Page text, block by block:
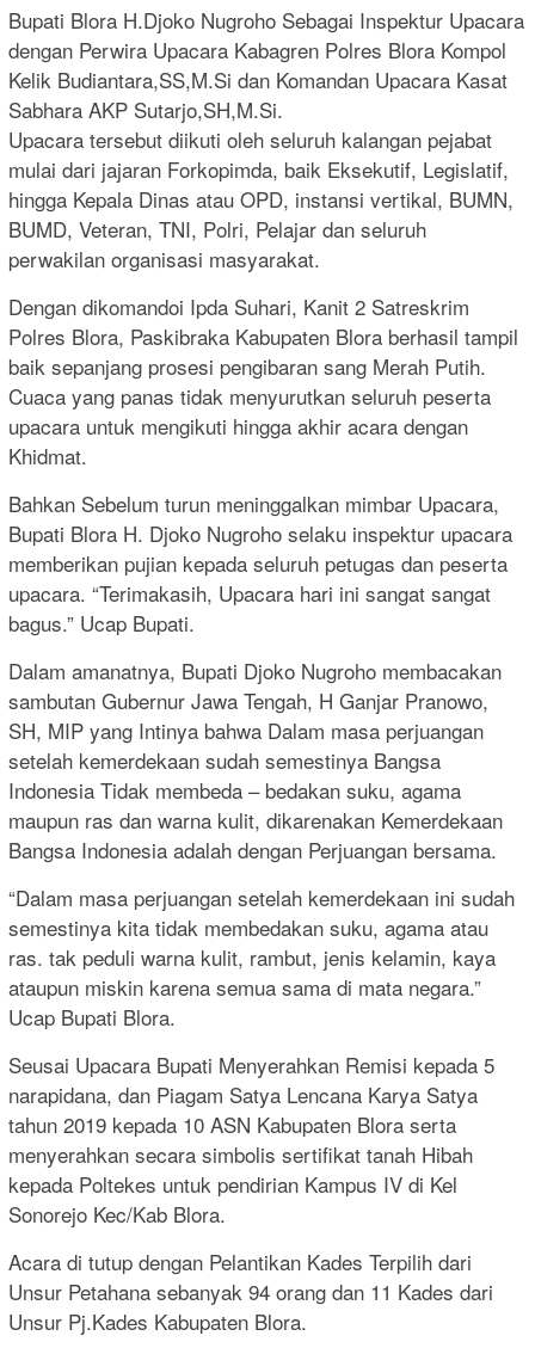
Bupati Blora H.Djoko Nugroho Sebagai Inspektur Upacara
dengan Perwira Upacara Kabagren Polres Blora Kompol
Kelik Budiantara,SS,M.Si dan Komandan Upacara Kasat
Sabhara AKP Sutarjo,SH,M.Si.
Upacara tersebut diikuti oleh seluruh kalangan pejabat
mulai dari jajaran Forkopimda, baik Eksekutif, Legislatif,
hingga Kepala Dinas atau OPD, instansi vertikal, BUMN,
BUMD, Veteran, TNI, Polri, Pelajar dan seluruh
perwakilan organisasi masyarakat.
Dengan dikomandoi Ipda Suhari, Kanit 2 Satreskrim
Polres Blora, Paskibraka Kabupaten Blora berhasil tampil
baik sepanjang prosesi pengibaran sang Merah Putih.
Cuaca yang panas tidak menyurutkan seluruh peserta
upacara untuk mengikuti hingga akhir acara dengan
Khidmat.
Bahkan Sebelum turun meninggalkan mimbar Upacara,
Bupati Blora H. Djoko Nugroho selaku inspektur upacara
memberikan pujian kepada seluruh petugas dan peserta
upacara. “Terimakasih, Upacara hari ini sangat sangat
bagus.” Ucap Bupati.
Dalam amanatnya, Bupati Djoko Nugroho membacakan
sambutan Gubernur Jawa Tengah, H Ganjar Pranowo,
SH, MIP yang Intinya bahwa Dalam masa perjuangan
setelah kemerdekaan sudah semestinya Bangsa
Indonesia Tidak membeda – bedakan suku, agama
maupun ras dan warna kulit, dikarenakan Kemerdekaan
Bangsa Indonesia adalah dengan Perjuangan bersama.
“Dalam masa perjuangan setelah kemerdekaan ini sudah
semestinya kita tidak membedakan suku, agama atau
ras. tak peduli warna kulit, rambut, jenis kelamin, kaya
ataupun miskin karena semua sama di mata negara.”
Ucap Bupati Blora.
Seusai Upacara Bupati Menyerahkan Remisi kepada 5
narapidana, dan Piagam Satya Lencana Karya Satya
tahun 2019 kepada 10 ASN Kabupaten Blora serta
menyerahkan secara simbolis sertifikat tanah Hibah
kepada Poltekes untuk pendirian Kampus IV di Kel
Sonorejo Kec/Kab Blora.
Acara di tutup dengan Pelantikan Kades Terpilih dari
Unsur Petahana sebanyak 94 orang dan 11 Kades dari
Unsur Pj.Kades Kabupaten Blora.